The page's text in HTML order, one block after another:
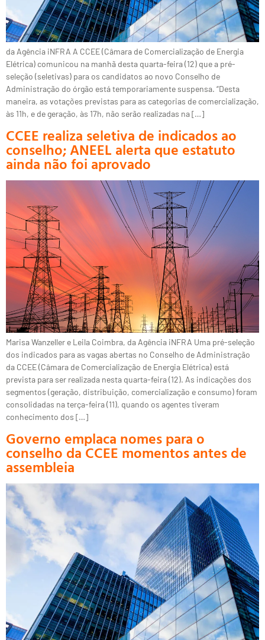
da Agência iNFRA A CCEE (Câmara de Comercialização de Energia
Elétrica) comunicou na manhã desta quarta-feira (12) que a pré-
seleção (seletivas) para os candidatos ao novo Conselho de
Administração do órgão está temporariamente suspensa. “Desta
maneira, as votações previstas para as categorias de comercialização,
às 11h, e de geração, às 17h, não serão realizadas na […]
CCEE realiza seletiva de indicados ao
conselho; ANEEL alerta que estatuto
ainda não foi aprovado
Marisa Wanzeller e Leila Coimbra, da Agência iNFRA Uma pré-seleção
dos indicados para as vagas abertas no Conselho de Administração
da CCEE (Câmara de Comercialização de Energia Elétrica) está
prevista para ser realizada nesta quarta-feira (12). As indicações dos
segmentos (geração, distribuição, comercialização e consumo) foram
consolidadas na terça-feira (11), quando os agentes tiveram
conhecimento dos […]
Governo emplaca nomes para o
conselho da CCEE momentos antes de
assembleia